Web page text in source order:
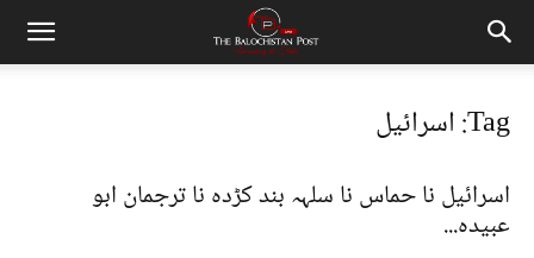
Tag: اسرائیل
اسرائیل نا حماس نا سلہہ بند کڑدہ نا ترجمان ابو
عبیدہ...